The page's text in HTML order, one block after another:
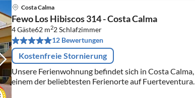
Costa Calma
Fewo Los Hibiscos 314 - Costa Calma
4 Gäste62 m22Schlafzimmer
12 Bewertungen
Kostenfreie Stornierung
Unsere Ferienwohnung befindet sich in Costa Calma,
einem der beliebtesten Ferienorte auf Fuerteventura.